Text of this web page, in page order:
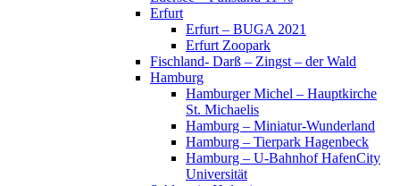
Erfurt
Erfurt – BUGA 2021
Erfurt Zoopark
Fischland- Darß – Zingst – der Wald
Hamburg
Hamburger Michel – Hauptkirche
St. Michaelis
Hamburg – Miniatur-Wunderland
Hamburg – Tierpark Hagenbeck
Hamburg – U-Bahnhof HafenCity
Universität